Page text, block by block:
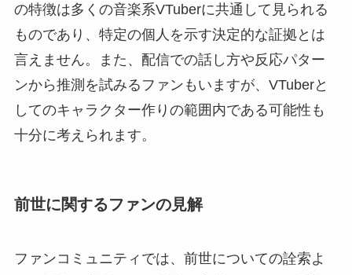
の特徴は多くの音楽系VTuberに共通して見られる
ものであり、特定の個人を示す決定的な証拠とは
言えません。また、配信での話し方や反応パター
ンから推測を試みるファンもいますが、VTuberと
してのキャラクター作りの範囲内である可能性も
十分に考えられます。
前世に関するファンの見解
ファンコミュニティでは、前世についての詮索よ